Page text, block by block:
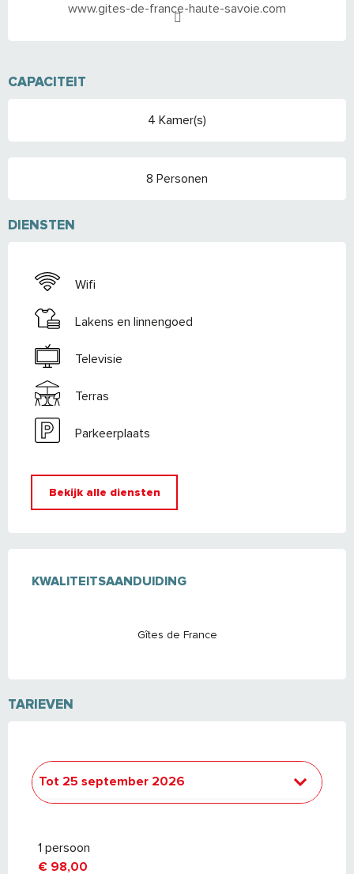
www.gites-de-france-haute-savoie.com
CAPACITEIT
4 Kamer(s)
8 Personen
DIENSTEN
Wifi
Lakens en linnengoed
Televisie
Terras
Parkeerplaats
Bekijk alle diensten
KWALITEITSAANDUIDING
KWALITEITSAANDUIDING
Gîtes de France
TARIEVEN
Tot 25 september 2026
1 persoon
€ 98,00